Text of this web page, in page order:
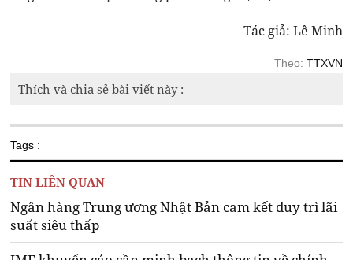
Tác giả: Lê Minh
Theo: TTXVN
Thích và chia sẻ bài viết này :
Tags :
TIN LIÊN QUAN
Ngân hàng Trung ương Nhật Bản cam kết duy trì lãi
suất siêu thấp